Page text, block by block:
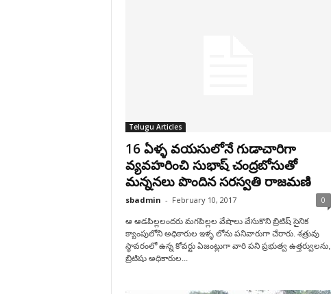
Telugu Articles
16 ఏళ్ళ వయసులోనే గుడాచారిగా
వ్యవహరించి సుభాష్ చంద్రబోసుతో
మన్ననలు పొందిన సరస్వతి రాజమణి
sbadmin - February 10, 2017 0
ఆ ఆడపిల్లలందరు మగపిల్లల వేషాలు వేసుకొని బ్రిటిష్ సైనిక
క్యాంపులోని అధికారుల ఇళ్ళ లోను పనివారుగా చేరారు. శత్రువు
స్థావరంలో ఉన్న కోవర్టు ఏజంట్లుగా వారి పని ప్రభుత్వ ఉత్తర్వులను,
బ్రిటిషు అధికారుల...